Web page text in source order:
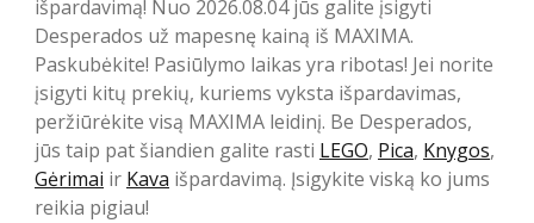
išpardavimą! Nuo 2026.08.04 jūs galite įsigyti
Desperados už mapesnę kainą iš MAXIMA.
Paskubėkite! Pasiūlymo laikas yra ribotas! Jei norite
įsigyti kitų prekių, kuriems vyksta išpardavimas,
peržiūrėkite visą MAXIMA leidinį. Be Desperados,
jūs taip pat šiandien galite rasti LEGO, Pica, Knygos,
Gėrimai ir Kava išpardavimą. Įsigykite viską ko jums
reikia pigiau!